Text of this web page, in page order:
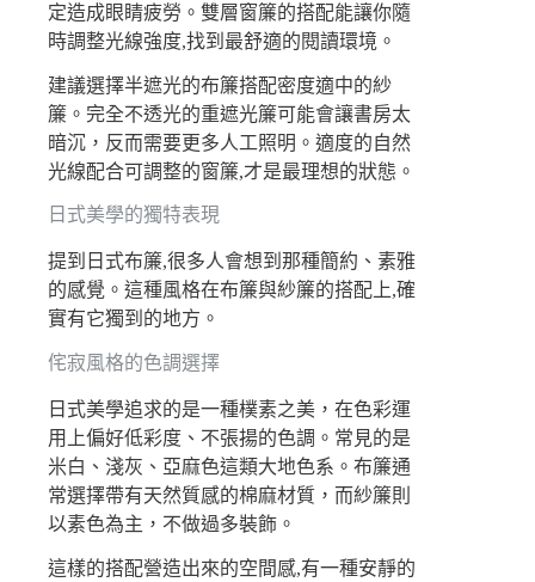
定造成眼睛疲勞。雙層窗簾的搭配能讓你隨
時調整光線強度,找到最舒適的閱讀環境。
建議選擇半遮光的布簾搭配密度適中的紗
簾。完全不透光的重遮光簾可能會讓書房太
暗沉，反而需要更多人工照明。適度的自然
光線配合可調整的窗簾,才是最理想的狀態。
日式美學的獨特表現
提到日式布簾,很多人會想到那種簡約、素雅
的感覺。這種風格在布簾與紗簾的搭配上,確
實有它獨到的地方。
侘寂風格的色調選擇
日式美學追求的是一種樸素之美，在色彩運
用上偏好低彩度、不張揚的色調。常見的是
米白、淺灰、亞麻色這類大地色系。布簾通
常選擇帶有天然質感的棉麻材質，而紗簾則
以素色為主，不做過多裝飾。
這樣的搭配營造出來的空間感,有一種安靜的